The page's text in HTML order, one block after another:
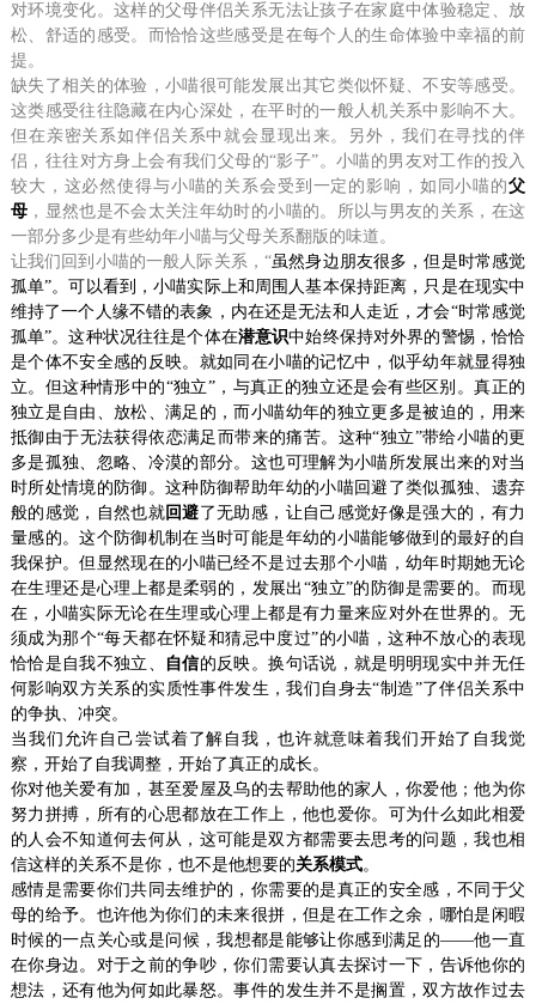
对环境变化。这样的父母伴侣关系无法让孩子在家庭中体验稳定、放
松、舒适的感受。而恰恰这些感受是在每个人的生命体验中幸福的前
提。
缺失了相关的体验，小喵很可能发展出其它类似怀疑、不安等感受。
这类感受往往隐藏在内心深处，在平时的一般人机关系中影响不大。
但在亲密关系如伴侣关系中就会显现出来。另外，我们在寻找的伴
侣，往往对方身上会有我们父母的“影子”。小喵的男友对工作的投入
较大，这必然使得与小喵的关系会受到一定的影响，如同小喵的父
母 ，显然也是不会太关注年幼时的小喵的。所以与男友的关系，在这
一部分多少是有些幼年小喵与父母关系翻版的味道。
让我们回到小喵的一般人际关系，“虽然身边朋友很多，但是时常感觉
孤单”。可以看到，小喵实际上和周围人基本保持距离，只是在现实中
维持了一个人缘不错的表象，内在还是无法和人走近，才会“时常感觉
孤单”。这种状况往往是个体在潜意识中始终保持对外界的警惕，恰恰
是个体不安全感的反映。就如同在小喵的记忆中，似乎幼年就显得独
立。但这种情形中的“独立”，与真正的独立还是会有些区别。真正的
独立是自由、放松、满足的，而小喵幼年的独立更多是被迫的，用来
抵御由于无法获得依恋满足而带来的痛苦。这种“独立”带给小喵的更
多是孤独、忽略、冷漠的部分。这也可理解为小喵所发展出来的对当
时所处情境的防御。这种防御帮助年幼的小喵回避了类似孤独、遗弃
般的感觉，自然也就回避了无助感，让自己感觉好像是强大的，有力
量感的。这个防御机制在当时可能是年幼的小喵能够做到的最好的自
我保护。但显然现在的小喵已经不是过去那个小喵，幼年时期她无论
在生理还是心理上都是柔弱的，发展出“独立”的防御是需要的。而现
在，小喵实际无论在生理或心理上都是有力量来应对外在世界的。无
须成为那个“每天都在怀疑和猜忌中度过”的小喵，这种不放心的表现
恰恰是自我不独立、
自信的反映。换句话说，就是明明现实中并无任
何影响双方关系的实质性事件发生，我们自身去“制造”了伴侣关系中
的争执、冲突。
当我们允许自己尝试着了解自我，也许就意味着我们开始了自我觉
察，开始了自我调整，开始了真正的成长。
你对他关爱有加，甚至爱屋及乌的去帮助他的家人，你爱他；他为你
努力拼搏，所有的心思都放在工作上，他也爱你。可为什么如此相爱
的人会不知道何去何从，这可能是双方都需要去思考的问题，我也相
信这样的关系不是你，也不是他想要的关系模式。
感情是需要你们共同去维护的，你需要的是真正的安全感，不同于父
母的给予。也许他为你们的未来很拼，但是在工作之余，哪怕是闲暇
时候的一点关心或是问候，我想都是能够让你感到满足的——他一直
在你身边。对于之前的争吵，你们需要认真去探讨一下，告诉他你的
想法，还有他为何如此暴怒。事件的发生并不是搁置，双方故作过去